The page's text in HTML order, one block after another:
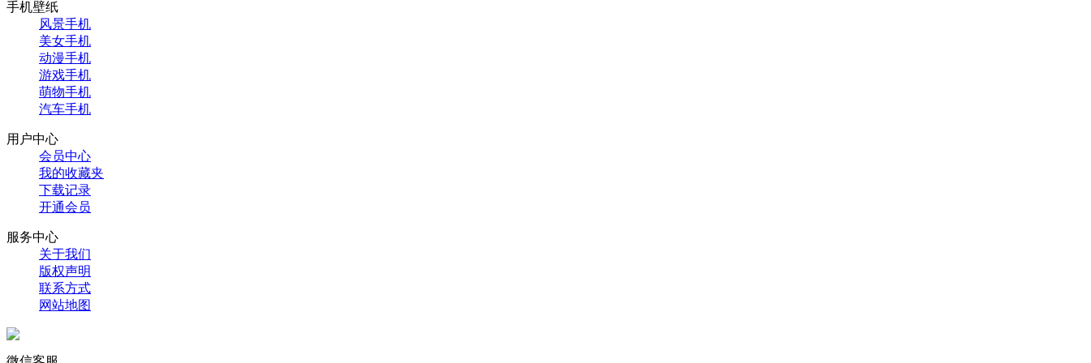
手机壁纸
风景手机
美女手机
动漫手机
游戏手机
萌物手机
汽车手机
用户中心
会员中心
我的收藏夹
下载记录
开通会员
服务中心
关于我们
版权声明
联系方式
网站地图